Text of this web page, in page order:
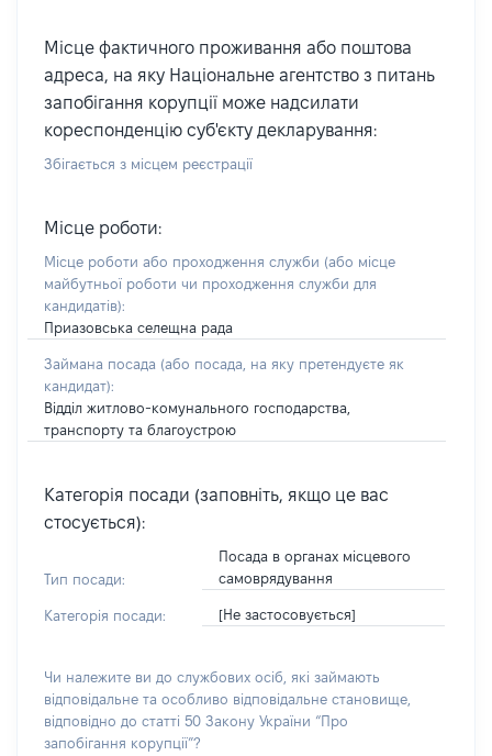
Місце фактичного проживання або поштова
адреса, на яку Національне агентство з питань
запобігання корупції може надсилати
кореспонденцію суб'єкту декларування:
Збігається з місцем реєстрації
Місце роботи:
Місце роботи або проходження служби (або місце
майбутньої роботи чи проходження служби для
кандидатів):
Приазовська селещна рада
Займана посада (або посада, на яку претендуєте як
кандидат):
Відділ житлово-комунального господарства,
транспорту та благоустрою
Категорія посади (заповніть, якщо це вас
стосується):
Тип посади:
Посада в органах місцевого
самоврядування
Категорія посади: [Не застосовується]
Чи належите ви до службових осіб, які займають
відповідальне та особливо відповідальне становище,
відповідно до статті 50 Закону України “Про
запобігання корупції”?